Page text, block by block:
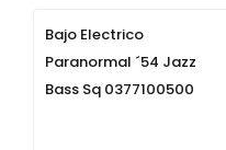
Bajo Electrico
Paranormal ´54 Jazz
Bass Sq 0377100500